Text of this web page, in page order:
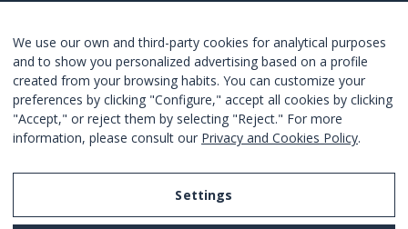
ISCRIVITI PER OTTENERE LE OFFERTE MIGLIORI
UNISCITI
Accetto i termini e condizioni.
We use our own and third-party cookies for analytical purposes
and to show you personalized advertising based on a profile
created from your browsing habits. You can customize your
preferences by clicking "Configure," accept all cookies by clicking
"Accept," or reject them by selecting "Reject." For more
information, please consult our Privacy and Cookies Policy.
Settings
Legal Notice